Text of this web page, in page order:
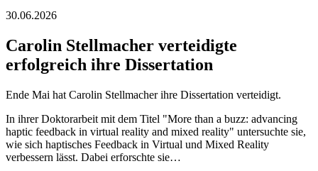
30.06.2026
Carolin Stellmacher verteidigte
erfolgreich ihre Dissertation
Ende Mai hat Carolin Stellmacher ihre Dissertation verteidigt.
In ihrer Doktorarbeit mit dem Titel "More than a buzz: advancing
haptic feedback in virtual reality and mixed reality" untersuchte sie,
wie sich haptisches Feedback in Virtual und Mixed Reality
verbessern lässt. Dabei erforschte sie…